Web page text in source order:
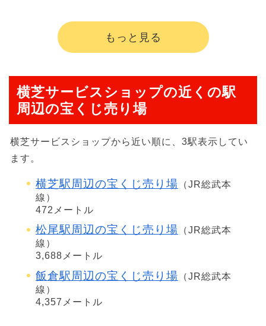
もっと見る
横芝サービスショップの近くの駅
周辺の宝くじ売り場
横芝サービスショップから近い順に、3駅表示してい
ます。
横芝駅周辺の宝くじ売り場 （JR総武本
線）
472メートル
松尾駅周辺の宝くじ売り場 （JR総武本
線）
3,688メートル
飯倉駅周辺の宝くじ売り場 （JR総武本
線）
4,357メートル